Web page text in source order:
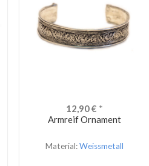
12,90€ *
Armreif Ornament
Material:Weissmetall